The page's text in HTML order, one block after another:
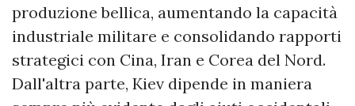
produzione bellica, aumentando la capacità
industriale militare e consolidando rapporti
strategici con Cina, Iran e Corea del Nord.
Dall'altra parte, Kiev dipende in maniera